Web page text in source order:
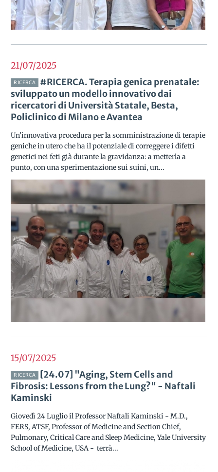
21/072025
RICERCA
#RICERCA. Terapia genica prenatale:
sviluppato un modello innovativo dai
ricercatori di Università Statale, Besta,
Policlinico di Milano e Avantea
Un’innovativa procedura per la somministrazione di terapie
geniche in utero che ha il potenziale di correggere i difetti
genetici nei feti già durante la gravidanza: a metterla a
punto, con una sperimentazione sui suini, un...
15/072025
RICERCA
[24.07] "Aging, Stem Cells and
Fibrosis: Lessons from the Lung?" - Naftali
Kaminski
Giovedì 24 Luglio il Professor Naftali Kaminski - M.D.,
FERS, ATSF, Professor of Medicine and Section Chief,
Pulmonary, Critical Care and Sleep Medicine, Yale University
School of Medicine, USA - terrà...